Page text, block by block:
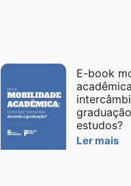
E-book
estudos?
Ler mais